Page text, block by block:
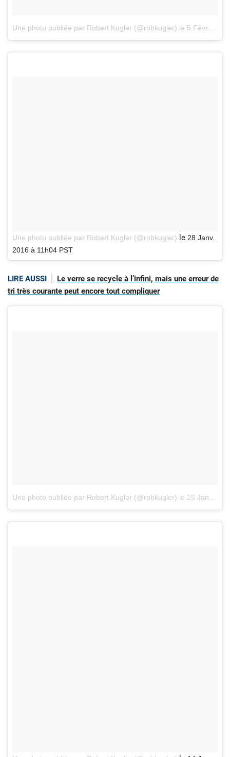
Une photo publiée par Robert Kugler (@robkugler) le 5 Févr. 2016 à 6h59 PST
Une photo publiée par Robert Kugler (@robkugler) le 28 Janv.
2016 à 11h04 PST
LIRE AUSSI
Le verre se recycle à l’infini, mais une erreur de
tri très courante peut encore tout compliquer
Une photo publiée par Robert Kugler (@robkugler) le 25 Janv. 2016 à 14h22 PST